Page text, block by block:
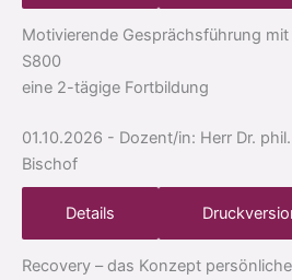
Motivierende Gesprächsführung
S800
eine 2-tägige Fortbildung
01.10.2026 - Dozent/in: Herr Dr.
Bischof
Details
Recovery – das Konzept